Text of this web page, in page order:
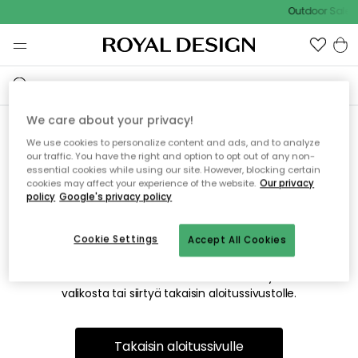
Outdoor Sale -
Emme valitettavasti löydä
etsimääsi sivua
Tämä voi johtua siitä, että sivua ei enää ole tai siitä, että se
on siirretty muualle. Pahoittelemme tästä mahdollisesti
valikosta tai siirtyä takaisin aloitussivustolle.
Takaisin aloitussivulle
We care about your privacy!
We use cookies to personalize content and ads, and to analyze
our traffic. You have the right and option to opt out of any non-
essential cookies while using our site. However, blocking certain
cookies may affect your experience of the website. Our privacy
policy Google's privacy policy
Accept All Cookies
Cookie Settings